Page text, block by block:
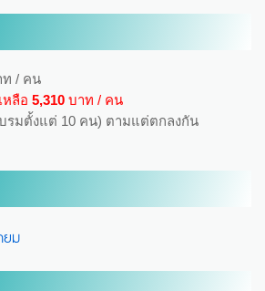
ท / คน
เหลือ 5,310 บาท / คน
รมตั้งแต่ 10 คน) ตามแต่ตกลงกัน
ยม